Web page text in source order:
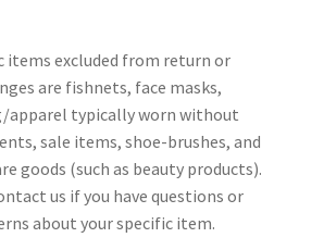
items excluded from return or
are fishnets, face masks,
typically worn without
sale items, shoe-brushes, and
goods (such as beauty products).
us if you have questions or
about your specific item.